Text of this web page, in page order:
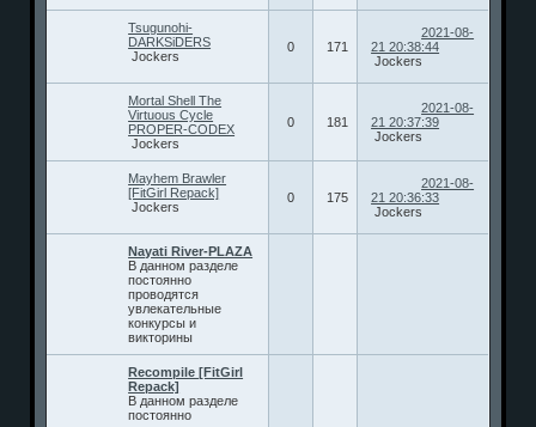
Tsugunohi-
DARKSiDERS
Jockers
0 171
2021-08-
21 20:38:44
Jockers
Mortal Shell The
Virtuous Cycle
PROPER-CODEX
Jockers
0 181
2021-08-
21 20:37:39
Jockers
Mayhem Brawler
[FitGirl Repack]
Jockers
0 175
2021-08-
21 20:36:33
Jockers
Nayati River-PLAZA
В данном разделе
постоянно
проводятся
увлекательные
конкурсы и
викторины
Recompile [FitGirl
Repack]
В данном разделе
постоянно